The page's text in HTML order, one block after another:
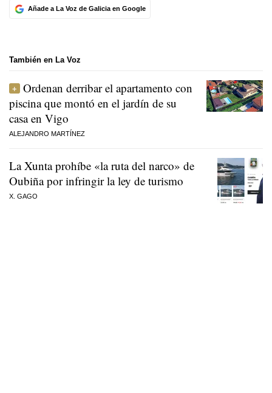
Añade a La Voz de Galicia en Google
También en La Voz
Ordenan derribar el apartamento con
piscina que montó en el jardín de su
casa en Vigo
ALEJANDRO MARTÍNEZ
La Xunta prohíbe «la ruta del narco» de
Oubiña por infringir la ley de turismo
X. GAGO